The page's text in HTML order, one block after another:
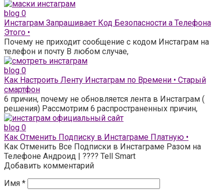
blog 0
Инстаграм Запрашивает Код Безопасности а Телефона
Этого •
Почему не приходит сообщение с кодом Инстаграм на
телефон и почту В любом случае,
blog 0
Как Настроить Ленту Инстаграм по Времени • Старый
смартфон
6 причин, почему не обновляется лента в Инстаграм (
решения) Рассмотрим 6 распространенных причин,
blog 0
Как Отменить Подписку в Инстаграме Платную •
Как Отменить Все Подписки в Инстаграме Разом на
Телефоне Андроид | ???? Tell Smart
Добавить комментарий
Имя *